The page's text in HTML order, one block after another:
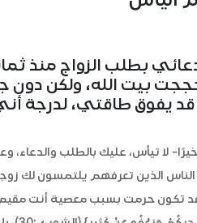
بطلب الزواج منذ
وحججت بيت الله، ولكن
يفوق طاقتي، لدرجة
لا تيأس، عليك بالطلب
الذين تعرفهم يلتمسون لك
حرمت بسبب معصية أنت مقيم